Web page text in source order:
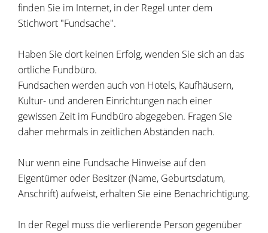
finden Sie im Internet, in der Regel unter dem
Stichwort "Fundsache".
Haben Sie dort keinen Erfolg, wenden Sie sich an das
örtliche Fundbüro.
Fundsachen werden auch von Hotels, Kaufhäusern,
Kultur- und anderen Einrichtungen nach einer
gewissen Zeit im Fundbüro abgegeben. Fragen Sie
daher mehrmals in zeitlichen Abständen nach.
Nur wenn eine Fundsache Hinweise auf den
Eigentümer oder Besitzer (Name, Geburtsdatum,
Anschrift) aufweist, erhalten Sie eine Benachrichtigung.
In der Regel muss die verlierende Person gegenüber